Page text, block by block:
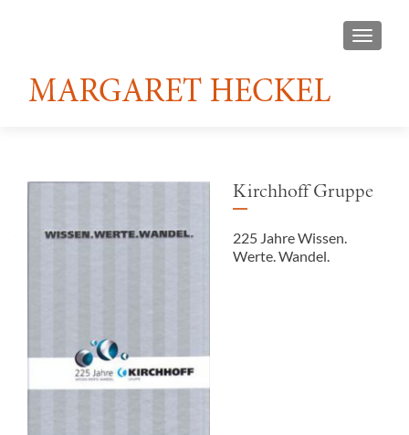
Kirchhoff Gruppe
225 Jahre Wissen.
Werte. Wandel.